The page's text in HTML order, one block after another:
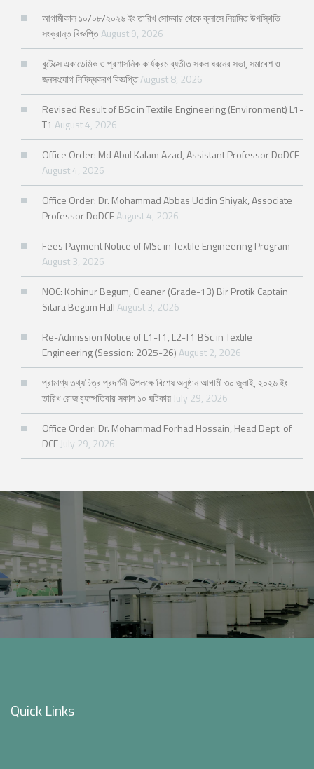
আগামীকাল ১০/০৮/২০২৬ ইং তারিখ সোমবার থেকে ক্লাসে নিয়মিত উপস্থিতি
সংক্রান্ত বিজ্ঞপ্তিAugust 9, 2026
বুটেক্সে একাডেমিক ও প্রশাসনিক কার্যক্রম ব্যতীত সকল ধরনের সভা, সমাবেশ ও
জনসংযোগ নিষিদ্ধকরণ বিজ্ঞপ্তিAugust 8, 2026
Revised Result of BSc in Textile Engineering (Environment) L1-
T1 August 4, 2026
Office Order: Md Abul Kalam Azad, Assistant Professor DoDCE
August 4, 2026
Office Order: Dr. Mohammad Abbas Uddin Shiyak, Associate
Professor DoDCEAugust 4, 2026
Fees Payment Notice of MSc in Textile Engineering Program
August 3, 2026
NOC: Kohinur Begum, Cleaner (Grade-13) Bir Protik Captain
Sitara Begum HallAugust 3, 2026
Re-Admission Notice of L1-T1, L2-T1 BSc in Textile
Engineering (Session: 2025-26)August 2, 2026
প্রামাণ্য তথ্যচিত্র প্রদর্শনী উপলক্ষে বিশেষ অনুষ্ঠান আগামী ৩০ জুলাই, ২০২৬ ইং
তারিখ রোজ বৃহস্পতিবার সকাল ১০ ঘটিকায় July 29, 2026
Office Order: Dr. Mohammad Forhad Hossain, Head Dept. of
DCE July 29, 2026
Quick Links